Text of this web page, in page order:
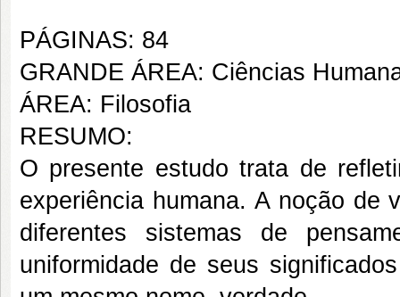
PÁGINAS: 84
GRANDE ÁREA: Ciências
ÁREA: Filosofia
RESUMO:
O presente estudo trata de
experiência humana. A noção de
diferentes sistemas de
uniformidade de seus